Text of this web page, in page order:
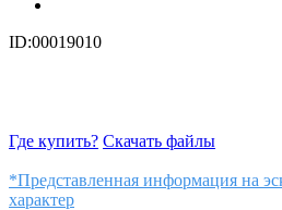
ID:00019010
Где купить? Скачать файлы
*Представленная информация на
характер